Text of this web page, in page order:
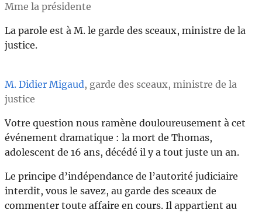
Mme la présidente
La parole est à M. le garde des sceaux, ministre de la
justice.
M. Didier Migaud, garde des sceaux, ministre de la
justice
Votre question nous ramène douloureusement à cet
événement dramatique : la mort de Thomas,
adolescent de 16 ans, décédé il y a tout juste un an.
Le principe d’indépendance de l’autorité judiciaire
interdit, vous le savez, au garde des sceaux de
commenter toute affaire en cours. Il appartient au